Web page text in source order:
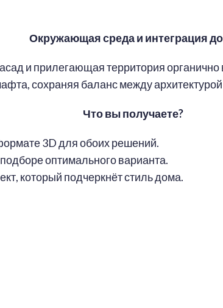
Окружающая среда и интеграция
и прилегающая территория
сохраняя баланс между
Что вы получаете?
3D для обоих решений.
оптимального варианта.
который подчеркнёт стиль дома.